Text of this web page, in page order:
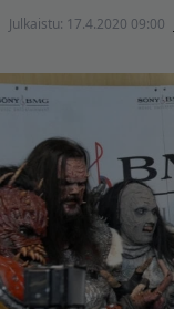
Julkaistu: 17.4.2020 09:00